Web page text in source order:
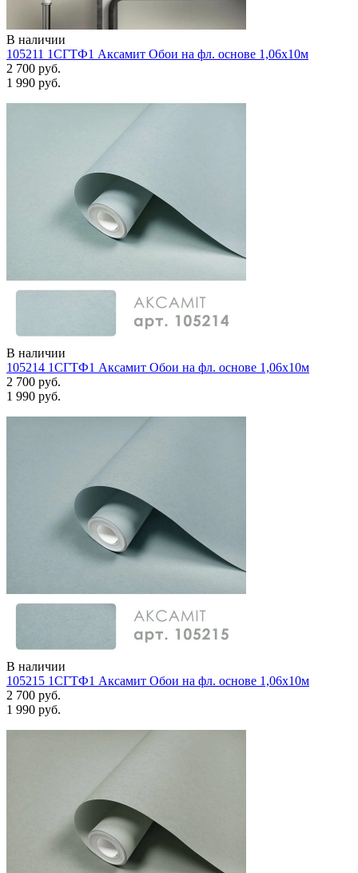
В наличии
105211 1СГТФ1 Аксамит Обои на фл. основе 1,06х10м
2 700 руб.
1 990 руб.
В наличии
105214 1СГТФ1 Аксамит Обои на фл. основе 1,06х10м
2 700 руб.
1 990 руб.
В наличии
105215 1СГТФ1 Аксамит Обои на фл. основе 1,06х10м
2 700 руб.
1 990 руб.